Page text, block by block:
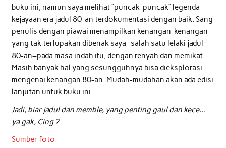
buku ini, namun saya melihat “puncak-puncak” legenda
kejayaan era jadul 80-an terdokumentasi dengan baik. Sang
penulis dengan piawai menampilkan kenangan-kenangan
yang tak terlupakan dibenak saya–salah satu lelaki jadul
80-an–pada masa indah itu, dengan renyah dan memikat.
Masih banyak hal yang sesungguhnya bisa dieksplorasi
mengenai kenangan 80-an. Mudah-mudahan akan ada edisi
lanjutan untuk buku ini.
Jadi, biar jadul dan memble, yang penting gaul dan kece…
ya gak, Cing ?
Sumber foto